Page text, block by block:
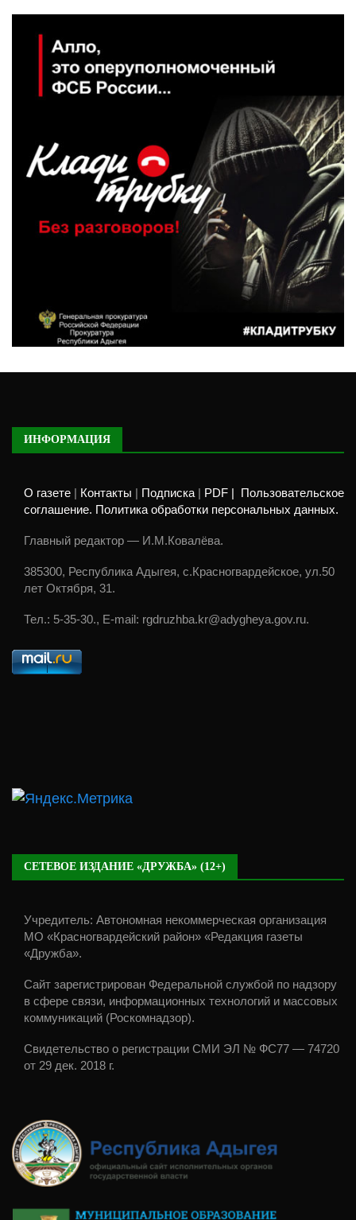
ИНФОРМАЦИЯ
О газете Контакты Подписка PDF |
Пользовательское
соглашение. Политика обработки персональных данных.
Главный редактор — И.М.Ковалёва.
385300, Республика Адыгея, с.Красногвардейское, ул.50
лет Октября, 31.
Тел.: 5-35-30., E-mail: rgdruzhba.kr@adygheya.gov.ru.
СЕТЕВОЕ ИЗДАНИЕ «ДРУЖБА» (12+)
Учредитель: Автономная некоммерческая организация
МО «Красногвардейский район» «Редакция газеты
«Дружба».
Сайт зарегистрирован Федеральной службой по надзору
в сфере связи, информационных технологий и массовых
коммуникаций (Роскомнадзор).
Свидетельство о регистрации СМИ ЭЛ № ФС77 — 74720
от 29 дек. 2018 г.